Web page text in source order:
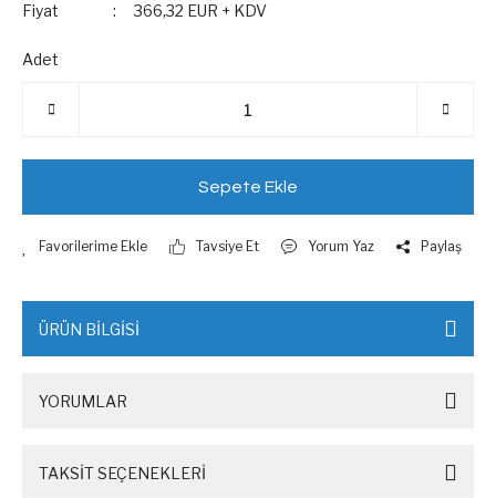
Fiyat
366,32 EUR + KDV
Adet
Sepete Ekle
Tavsiye Et Yorum Yaz Paylaş
ÜRÜN BİLGİSİ
YORUMLAR
TAKSİT SEÇENEKLERİ